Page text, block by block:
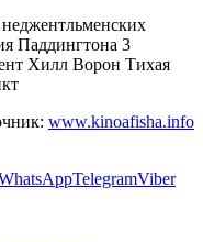
Паддингтона 3
Хилл Ворон Тихая
www.kinoafisha.info
TelegramViber